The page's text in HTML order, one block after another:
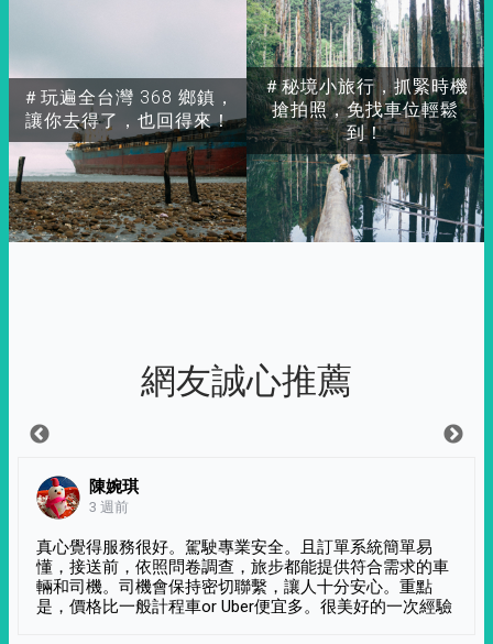
＃玩遍全台灣 368 鄉鎮，
讓你去得了，也回得來！
＃秘境小旅行，抓緊時機
搶拍照，免找車位輕鬆
到！
網友誠心推薦
陳婉琪
3 週前
真心覺得服務很好。駕駛專業安全。且訂單系統簡單易
懂，接送前，依照問卷調查，旅步都能提供符合需求的車
輛和司機。司機會保持密切聯繫，讓人十分安心。重點
是，價格比一般計程車or Uber便宜多。很美好的一次經驗